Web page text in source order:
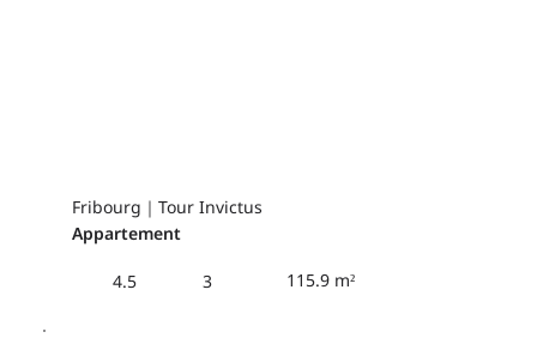
Fribourg｜Tour Invictus
Appartement
4.5 3 115.9 m²